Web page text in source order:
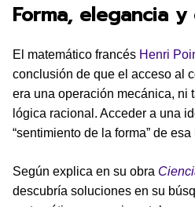
Forma, elegancia
El matemático francés Henri
conclusión de que el acceso al
era una operación mecánica, ni
lógica racional. Acceder a una
“sentimiento de la forma” de
Según explica en su obra
descubría soluciones en su